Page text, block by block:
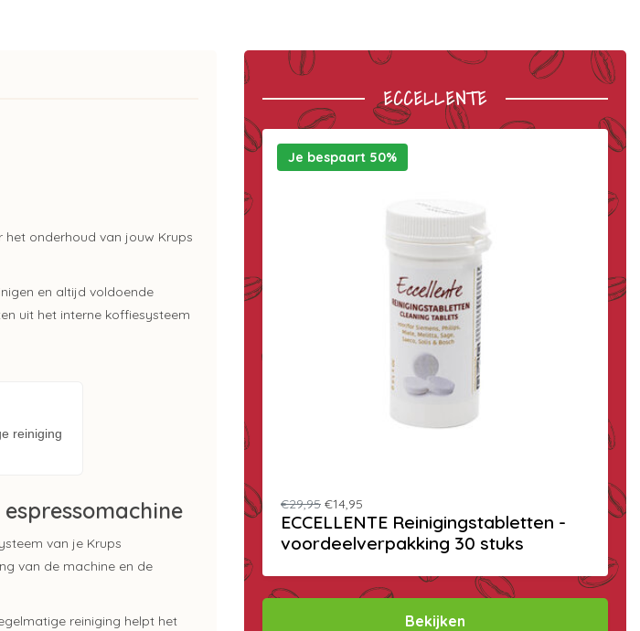
ECCELLENTE
Je bespaart 50%
€29,95 €14,95
ECCELLENTE Reinigingstabletten -
voordeelverpakking 30 stuks
Bekijken
het onderhoud van jouw Krups
en altijd voldoende
uit het interne koffiesysteem
reiniging
van je Krups
van de machine en de
reiniging helpt het